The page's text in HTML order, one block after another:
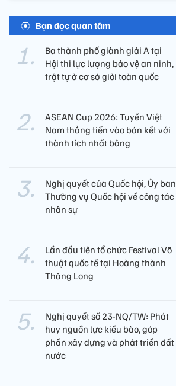
Bạn đọc quan tâm
Ba thành phố giành giải A tại
Hội thi lực lượng bảo vệ an ninh,
trật tự ở cơ sở giỏi toàn quốc
ASEAN Cup 2026: Tuyển Việt
Nam thẳng tiến vào bán kết với
thành tích nhất bảng
Nghị quyết của Quốc hội, Ủy ban
Thường vụ Quốc hội về công tác
nhân sự
Lần đầu tiên tổ chức Festival Võ
thuật quốc tế tại Hoàng thành
Thăng Long
Nghị quyết số 23-NQ/TW: Phát
huy nguồn lực kiều bào, góp
phần xây dựng và phát triển đất
nước